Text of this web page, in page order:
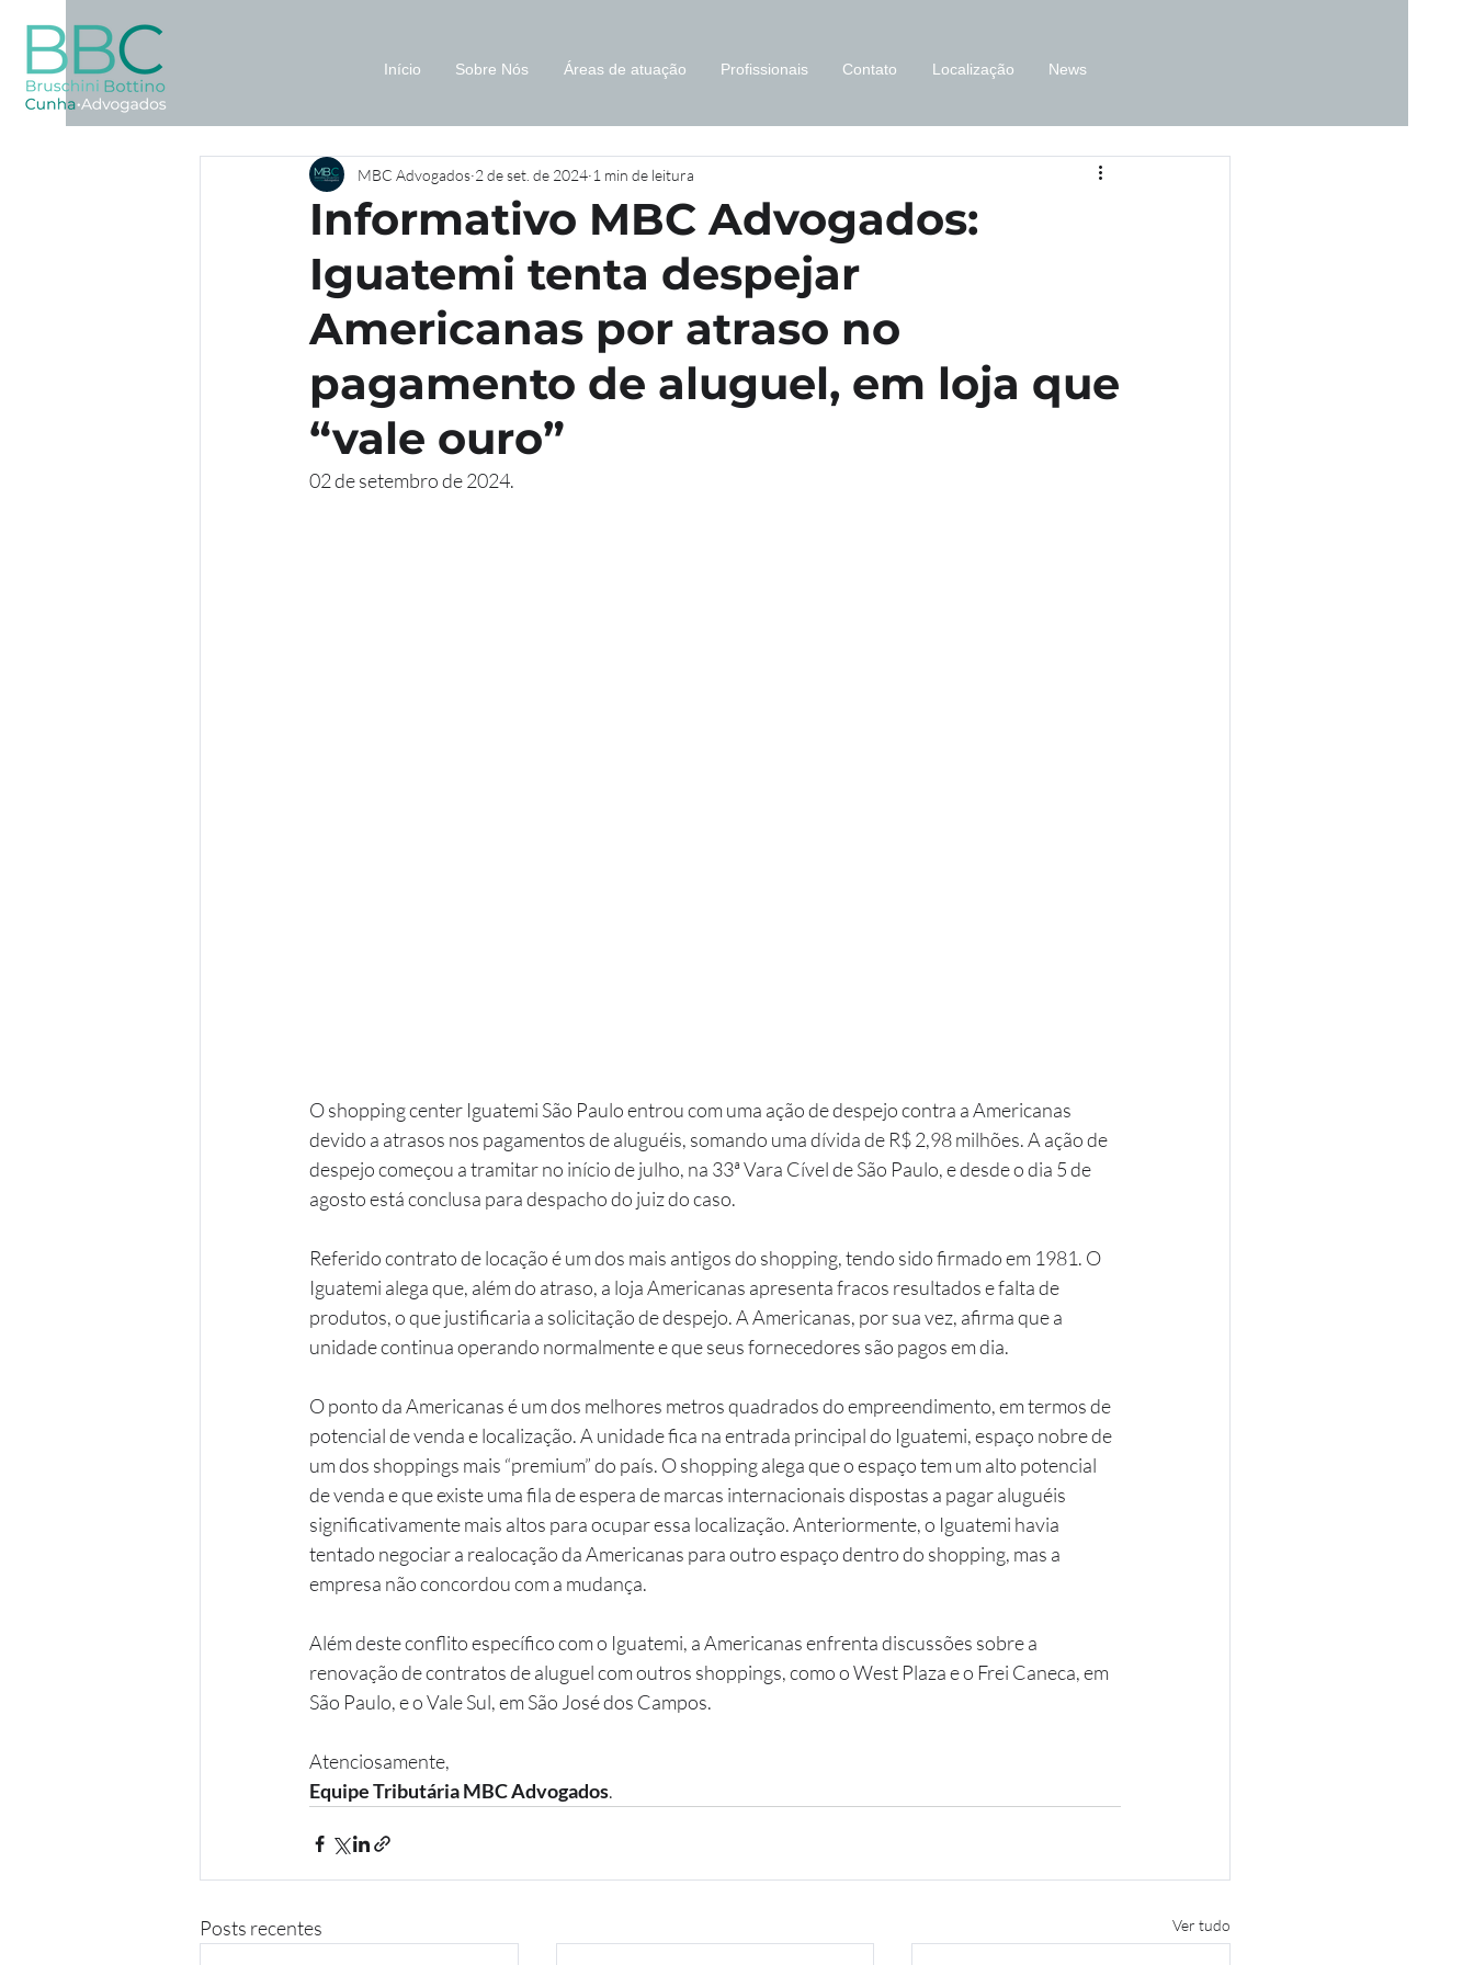
Início Sobre Nós Áreas de atuação Profissionais Contato Localização News
Informativo MBC Advogados:
Iguatemi tenta despejar
Americanas por atraso no
pagamento de aluguel, em loja que
“vale ouro”
MBC Advogados 2 de set. de 2024 1 min de leitura
02 de setembro de 2024.
O shopping center Iguatemi São Paulo entrou com uma ação de despejo contra a Americanas
devido a atrasos nos pagamentos de aluguéis, somando uma dívida de R$ 2,98 milhões. A ação de
despejo começou a tramitar no início de julho, na 33ª Vara Cível de São Paulo, e desde o dia 5 de
agosto está conclusa para despacho do juiz do caso.
Referido contrato de locação é um dos mais antigos do shopping, tendo sido firmado em 1981. O
Iguatemi alega que, além do atraso, a loja Americanas apresenta fracos resultados e falta de
produtos, o que justificaria a solicitação de despejo. A Americanas, por sua vez, afirma que a
unidade continua operando normalmente e que seus fornecedores são pagos em dia.
O ponto da Americanas é um dos melhores metros quadrados do empreendimento, em termos de
potencial de venda e localização. A unidade fica na entrada principal do Iguatemi, espaço nobre de
um dos shoppings mais “premium” do país. O shopping alega que o espaço tem um alto potencial
de venda e que existe uma fila de espera de marcas internacionais dispostas a pagar aluguéis
significativamente mais altos para ocupar essa localização. Anteriormente, o Iguatemi havia
tentado negociar a realocação da Americanas para outro espaço dentro do shopping, mas a
empresa não concordou com a mudança.
Além deste conflito específico com o Iguatemi, a Americanas enfrenta discussões sobre a
renovação de contratos de aluguel com outros shoppings, como o West Plaza e o Frei Caneca, em
São Paulo, e o Vale Sul, em São José dos Campos.
Atenciosamente,
Equipe Tributária MBC Advogados.
Posts recentes Ver tudo